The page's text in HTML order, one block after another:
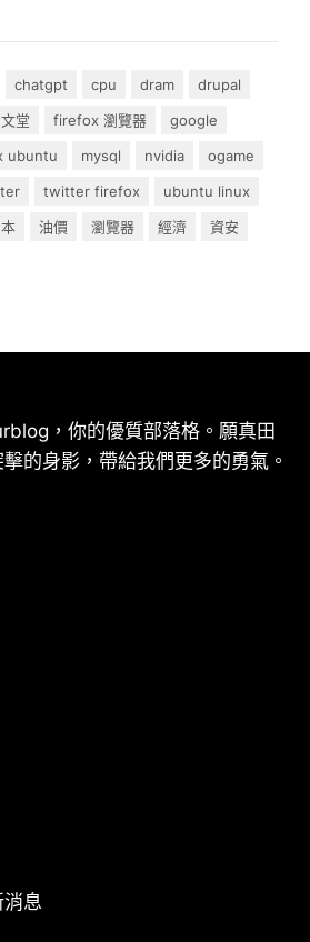
chatgpt cpu dram
drupal
堂 firefox 瀏覽器
google
ubuntu mysql nvidia
ogame
twitter firefox
ubuntu linux
油價 瀏覽器 經濟
資安
，你的優質部落格。願真田
的身影，帶給我們更多的勇氣。
息